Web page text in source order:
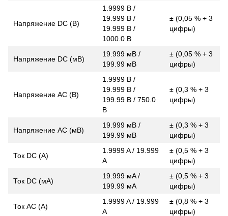
Напряжение DC (В)
1.9999 В /
19.999 В /
19.999 В /
1000.0 В
± (0,05 % + 3
цифры)
Напряжение DC (мВ)
19.999 мВ /
199.99 мВ
± (0,05 % + 3
цифры)
Напряжение АС (В)
1.9999 В /
19.999 В /
199.99 В / 750.0
В
± (0,3 % + 3
цифры)
Напряжение АC (мВ)
19.999 мВ /
199.99 мВ
± (0,3 % + 3
цифры)
Ток DC (А)
1.9999 A / 19.999
A
± (0,5 % + 3
цифры)
Ток DC (мА)
19.999 мA /
199.99 мA
± (0,5 % + 3
цифры)
Ток AC (A)
1.9999 A / 19.999
A
± (0,8 % + 3
цифры)